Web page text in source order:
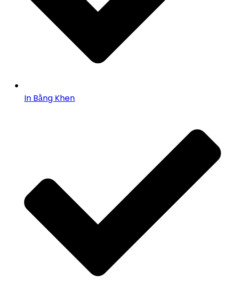
In Bằng Khen